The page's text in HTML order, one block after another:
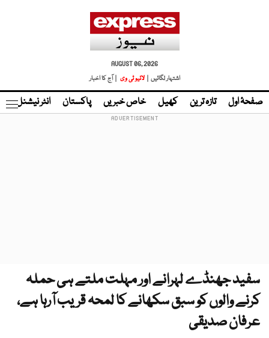
AUGUST 06, 2026
اشتہار لگائیں |
لائیو ٹی وی | آج کا اخبار
صفحۂ اول تازہ ترین کھیل خاص خبریں پاکستان انٹر نیشنل
سفید جھنڈے لہرانے اور مہلت ملتے ہی حملہ
کرنے والوں کو سبق سکھانے کا لمحہ قریب آرہا ہے،
عرفان صدیقی